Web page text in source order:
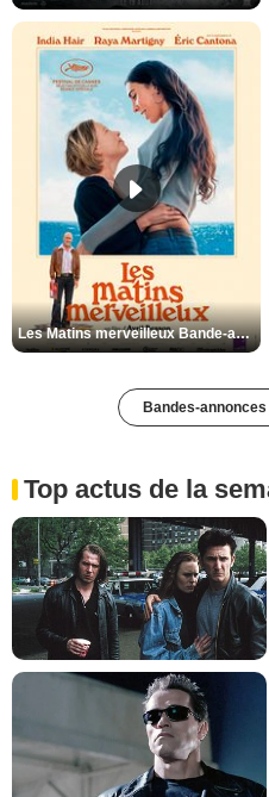
Les Matins merveilleux Bande-annonce VF
Bandes-
Top actus de la